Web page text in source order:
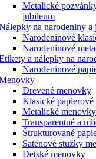
Metalické
jubileum
na narodeniny a
Narodeninové
Narodeninové
a nálepky na
Narodeninové
Drevené menovky
Klasické
Metalické menovky
Transparentné a
Štrukturované
Saténové stužky
Detské menovky